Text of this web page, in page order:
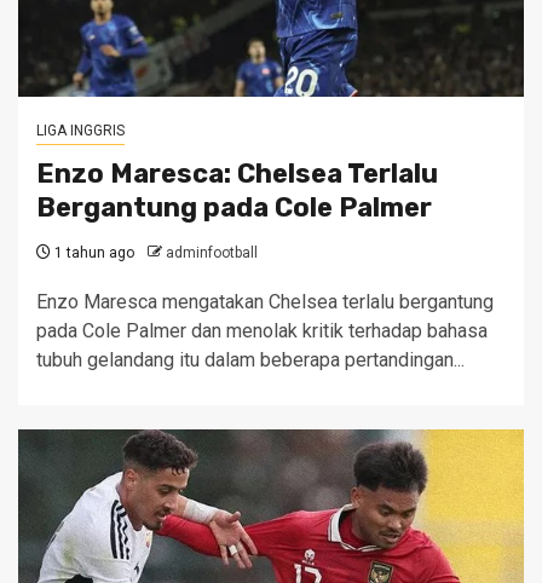
LIGA INGGRIS
Enzo Maresca: Chelsea Terlalu
Bergantung pada Cole Palmer
1 tahun ago adminfootball
Enzo Maresca mengatakan Chelsea terlalu bergantung
pada Cole Palmer dan menolak kritik terhadap bahasa
tubuh gelandang itu dalam beberapa pertandingan...